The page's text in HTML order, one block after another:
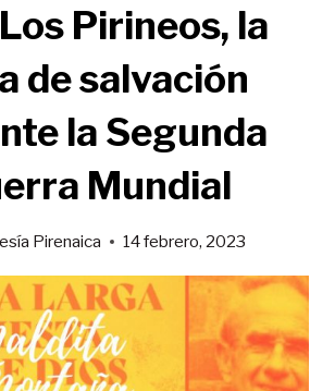
Pirineos, la
de salvación
la Segunda
Mundial
Pirenaica 14 febrero, 2023